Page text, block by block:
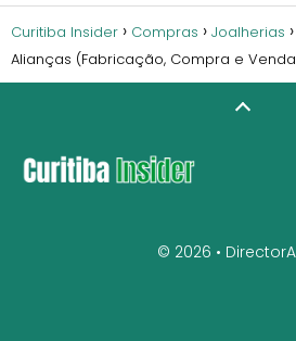
Curitiba Insider Compras Joalherias
Alianças (Fabricação, Compra e
© 2026 •